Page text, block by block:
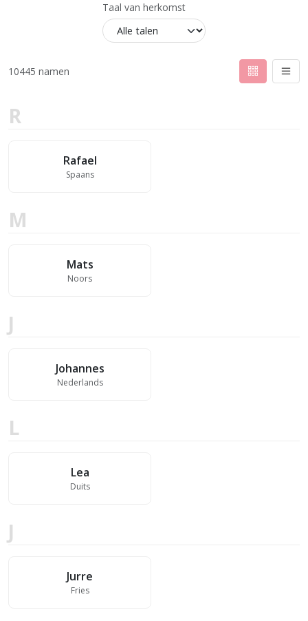
Taal van herkomst
10445 namen
R
Rafael
Spaans
M
Mats
Noors
J
Johannes
Nederlands
L
Lea
Duits
J
Jurre
Fries